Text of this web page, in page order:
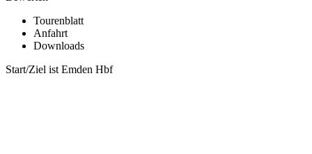
Tourenblatt
Anfahrt
Downloads
Start/Ziel ist Emden Hbf